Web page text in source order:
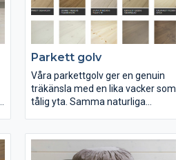
Parkett golv
Våra parkettgolv ger en genuin
träkänsla med en lika vacker som
tålig yta. Samma naturliga
hårdvaxolja som ger ett
motståndskraftigt skydd mot